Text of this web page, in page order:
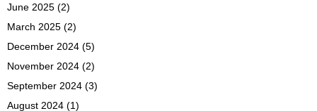
June 2025 (2)
March 2025 (2)
December 2024 (5)
November 2024 (2)
September 2024 (3)
August 2024 (1)